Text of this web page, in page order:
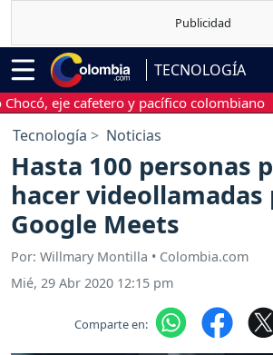
TECNOLOGÍA
eje cafetero y pacífico colombiano
Tecnología Noticias
Hasta 100 personas
hacer videollamadas
Google Meets
Por: Willmary Montilla • Colombia.com
Mié, 29 Abr 2020 12:15 pm
Comparte en: